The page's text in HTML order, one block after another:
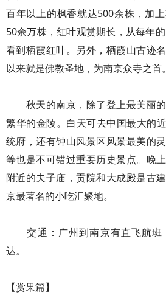
百年以上的枫香就达500余株，加
50余万株，红叶观赏期长，从每年
看到栖霞红叶。另外，栖霞山古迹
以来就是佛教圣地，为南京众寺之首。
秋天的南京，除了登上最美丽的
繁华的金陵。白天可去中国最大的
统府，还有钟山风景区风景最美的
等也是不可错过重要历史景点。晚
附近的夫子庙，贡院和大成殿是古
京最著名的小吃汇聚地。
交通：广州到南京有直飞航班
达。
【赏果篇】